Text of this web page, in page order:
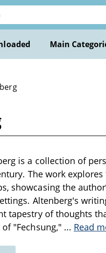
Main
is a collection of
The work
showcasing the
Altenberg's
tapestry of thoughts
"Fechsung," ... Read